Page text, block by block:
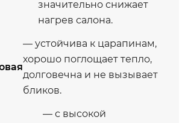
значительно снижает
нагрев салона.
— устойчива к царапинам,
хорошо поглощает тепло,
долговечна и не вызывает
бликов.
— с высокой